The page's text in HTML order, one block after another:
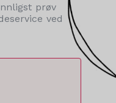
prøv
ved